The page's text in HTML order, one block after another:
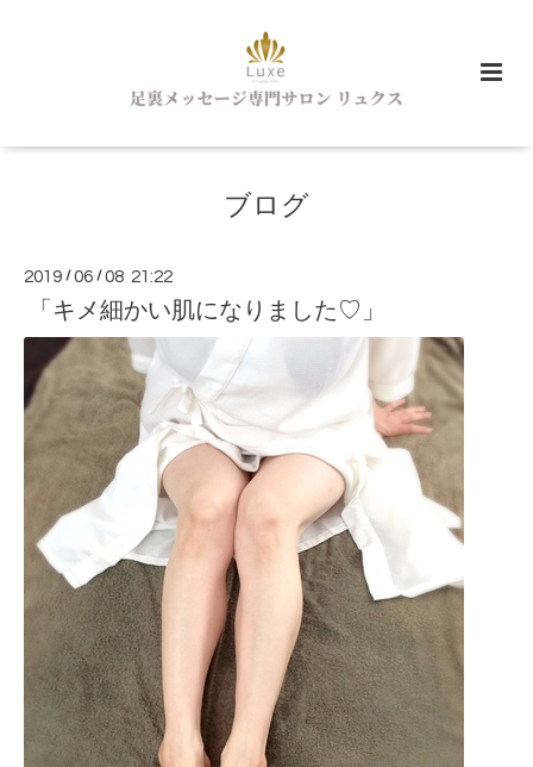
ブログ
2019 /06 /08 21:22
「キメ細かい肌になりました♡」